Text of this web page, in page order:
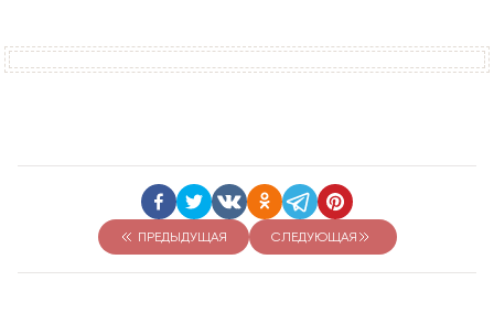
ПРЕДЫДУЩАЯ СЛЕДУЮЩАЯ